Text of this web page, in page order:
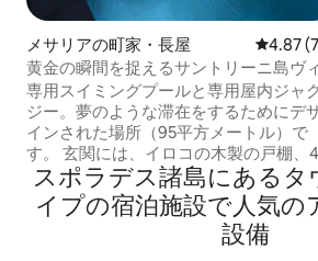
メサリアの町家・長屋 レビュ
4.87
黄金の瞬間を捉えるサントリーニ島ヴィ
ラ・オペラ
専用スイミングプールと専用屋内ジャ
ジー。夢のような滞在をするためにデ
インされた場所（95平方メートル）で
す。 玄関には、イロコの木製の戸棚、4
つの椅子を備えた丸いテーブル、バル
ニー（35平方メートル）と専用プール
（20平方メートル）、2つのサンベッド
パラソルが備わったキッチン（30平方メ
スポラデス諸島にあるタ
イプの宿泊施設で人気の
設備